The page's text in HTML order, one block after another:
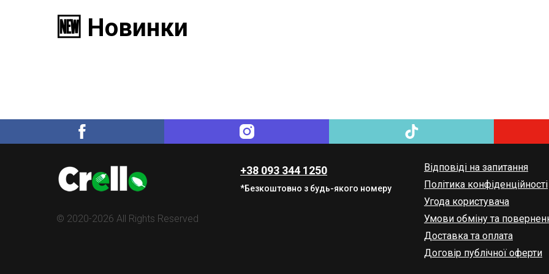
🆕 Новинки
© 2020-2026 All Rights Reserved
+38 093 344 1250
*Безкоштовно з будь-якого номеру
Відповіді на запитання
Політика конфіденційності
Угода користувача
Умови обміну та
Доставка та оплата
Договір публічної оферти